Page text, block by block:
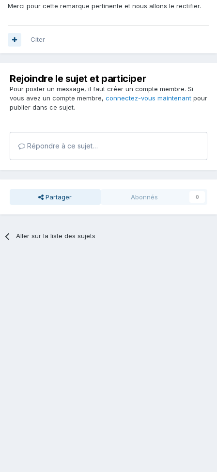
Merci pour cette remarque pertinente et nous allons le rectifier.
Citer
Rejoindre le sujet et participer
Pour poster un message, il faut créer un compte membre. Si
vous avez un compte membre, connectez-vous maintenant pour
publier dans ce sujet.
Répondre à ce sujet…
Partager Abonnés 0
Aller sur la liste des sujets